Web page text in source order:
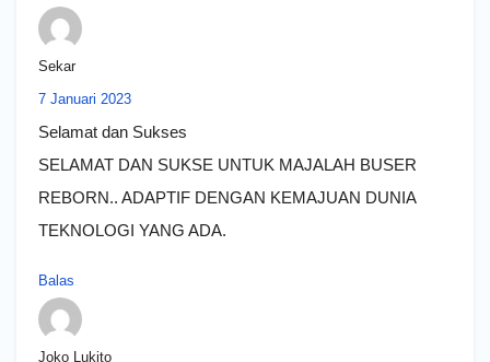
Sekar
7 Januari 2023
Selamat dan Sukses
SELAMAT DAN SUKSE UNTUK MAJALAH BUSER
REBORN.. ADAPTIF DENGAN KEMAJUAN DUNIA
TEKNOLOGI YANG ADA.
Balas
Joko Lukito